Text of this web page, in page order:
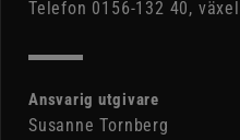
Telefon 0156-132 40,
Ansvarig utgivare
Susanne Tornberg